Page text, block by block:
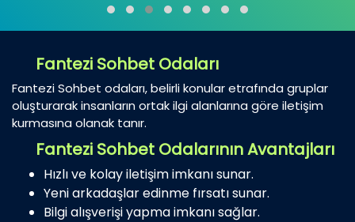
Fantezi Sohbet Odaları
Fantezi Sohbet odaları, belirli konular etrafında gruplar
oluşturarak insanların ortak ilgi alanlarına göre iletişim
kurmasına olanak tanır.
Fantezi Sohbet Odalarının Avantajları
Hızlı ve kolay iletişim imkanı sunar.
Yeni arkadaşlar edinme fırsatı sunar.
Bilgi alışverişi yapma imkanı sağlar.